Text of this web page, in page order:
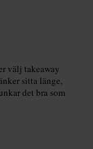
välj takeaway
sitta länge,
det bra som